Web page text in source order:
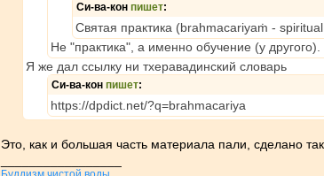
Си-ва-кон пишет:
Святая практика (brahmacariyaṁ -
Не "практика", а именно обучение (у
Я же дал ссылку ни тхеравадинский словарь
Си-ва-кон пишет:
https://dpdict.net/?q=brahmacariya
Это, как и большая часть материала пали, сделано